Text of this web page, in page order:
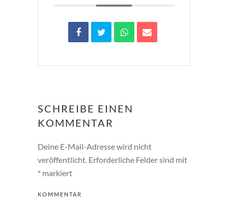
SCHREIBE EINEN
KOMMENTAR
Deine E-Mail-Adresse wird nicht
veröffentlicht. Erforderliche Felder sind mit
* markiert
KOMMENTAR